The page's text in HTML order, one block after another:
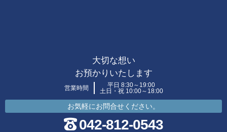
大切な想い
お預かりいたします
営業時間
平日 8:30～19:00
土日・祝 10:00～18:00
お気軽にお問合せください。
042-812-0543